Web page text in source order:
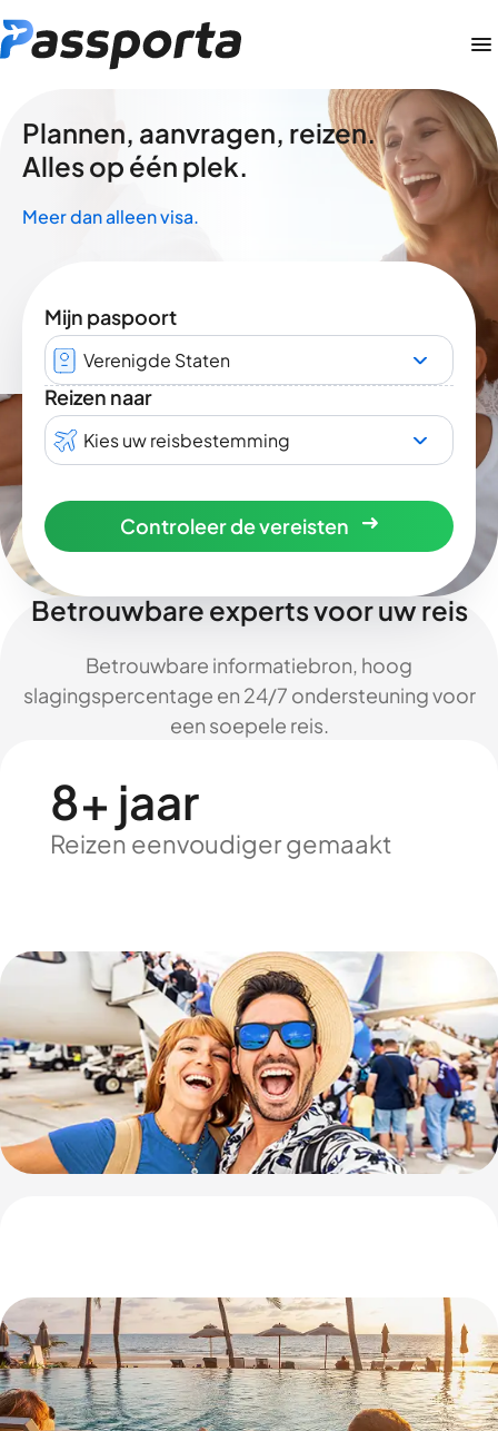
Plannen, aanvragen, reizen.
Alles op één plek.
Meer dan alleen visa.
Mijn paspoort
Verenigde Staten
Reizen naar
Kies uw reisbestemming
Controleer de vereisten
Betrouwbare experts voor uw reis
Betrouwbare informatiebron, hoog
slagingspercentage en 24/7 ondersteuning voor
een soepele reis.
8+ jaar
Reizen eenvoudiger gemaakt